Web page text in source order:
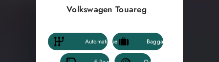
Volkswagen Touareg